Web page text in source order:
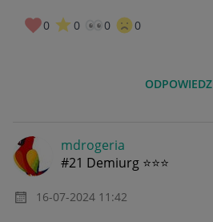
0 0 0 0
ODPOWIEDZ
mdrogeria
#21 Demiurg ⭐⭐⭐
‎16-07-2024 11:42